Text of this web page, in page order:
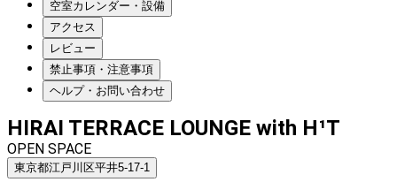
空室カレンダー・設備
アクセス
レビュー
禁止事項・注意事項
ヘルプ・お問い合わせ
HIRAI TERRACE LOUNGE with H¹T
OPEN SPACE
東京都江戸川区平井5‐17-1